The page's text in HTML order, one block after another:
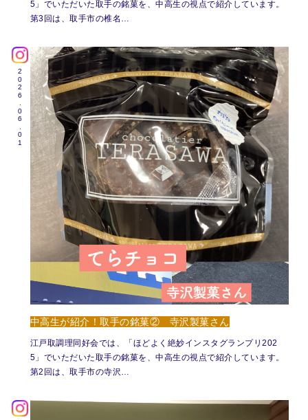
5」でいただいた取手の銘菓を、中高生の視点で紹介しています。
第3回は、取手市の椎名…
2026.06.01
中高生が紹介！取手の銘菓② 寺沢製菓さん
江戸取調理同好会では、「ほどよく絶妙インスタグランプリ202
5」でいただいた取手の銘菓を、中高生の視点で紹介しています。
第2回は、取手市の寺沢…